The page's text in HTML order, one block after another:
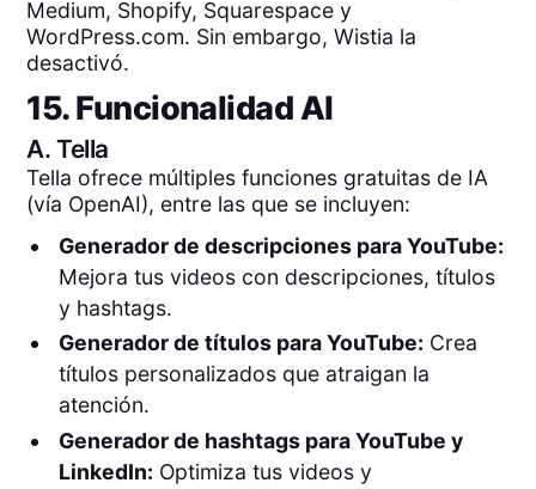
Medium, Shopify, Squarespace y
WordPress.com. Sin embargo, Wistia la
desactivó.
15. Funcionalidad AI
A.Tella
Tella ofrece múltiples funciones gratuitas de IA
(vía OpenAI), entre las que se incluyen:
Generador de descripciones para YouTube:
Mejora tus videos con descripciones, títulos
y hashtags.
Generador de títulos para YouTube: Crea
títulos personalizados que atraigan la
atención.
Generador de hashtags para YouTube y
LinkedIn: Optimiza tus videos y